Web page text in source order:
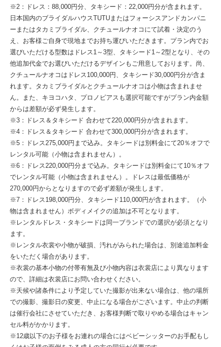
※2：ドレス：88,000円分、タキシード：22,000円分が含まれます。
日本国内のブライダルハウスTUTUまたはフォーシスアンドカンパニ
ーまたはタカミブライダル、クチュールナオコにて試着・決定のう
え、お客様ご自身で現地までお持ち運びいただきます。プラン内でお
選びいただける型数はドレス1～3型、タキシード1～2型となり、その
他追加代金でお選びいただけるデザインもご用意しております。尚、
クチュールナオコはドレス100,000円、タキシード30,000円分が含ま
れます。タカミブライダルとクチュールナオコは小物は含まれませ
ん。また、キヨコハタ、プロノビアスも選択可能ですがプラン内金額
からは差額が必ず発生します。
※3：ドレス＆タキシード 合わせて220,000円分が含まれます。
※4：ドレス＆タキシード 合わせて300,000円分が含まれます。
※5：ドレス275,000円まで込み。タキシードは別料金にて20％オフで
レンタル可能（小物は含まれません）。
※6：ドレス220,000円分まで込み。タキシードは別料金にて10％オフ
でレンタル可能（小物は含まれません）。ドレスは最低価格が
270,000円からとなりますので必ず差額が発生します。
※7：ドレス198,000円分、タキシード110,000円が含まれます。（小
物は含まれません）ボディメイクの追加は不可となります。
※レンタルドレス・タキシードは同一ブランドでの選択が必須となり
ます。
※レンタル衣裳や小物が破損、汚れがみられた場合は、別途追加料金
をいただく場合があります。
※衣裳の基本小物の付帯有無及び小物内容は衣裳店により異なります
ので、詳細は衣裳店にお問い合わせください。
※天候や諸条件により予定していた撮影が出来ない場合は、他の場所
での撮影、撮影日の変更、中止になる場合がございます。中止の判断
は催行会社にさせていただき、お客様判断で取りやめる場合はキャン
セル料がかかります。
※12歳以下のお子様をお連れの場合にはベビーシッターのお手配もし